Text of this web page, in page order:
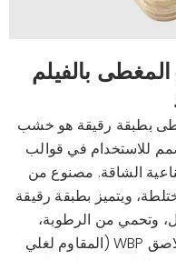
بالفيلم
بطبقة رقيقة هو خشب
للاستخدام في قوالب
الشاقة. مصنوع من
ويتميز بطبقة رقيقة
وتحمي من الرطوبة،
وتمنح الخرسانة مظهرًا ناعمًا. يضمن لاصق WBP (المقاوم لغلي